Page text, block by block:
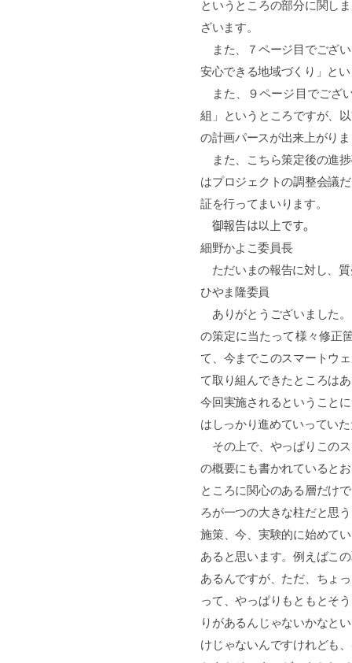
というところの部分に関し
ざいます。
また、７ページ目でござ
安心できる地域づくり」と
また、９ページ目でござ
組」というところですが、
の計画パースが出来上がり
また、こちら策定後の進
はプロジェクトの調整会議
証を行ってまいります。
御報告は以上です。
細野かよこ委員長
ただいまの報告に対し、
ひやま隆委員
ありがとうございました
の策定に当たって様々修正
て、今までこのスマートウ
て取り組んできたところは
今回実施されるということ
はしっかり進めていってい
その上で、やっぱりこの
の概要にも書かれていると
ところに関心のある層だけ
ろが一つの大きな柱だと思
施策、今、実験的に始めて
あると思います。例えばこ
あるんですが、ただ、ちょ
って、やっぱりもともとそ
りがあるんじゃないかなと
けじゃないんですけれども